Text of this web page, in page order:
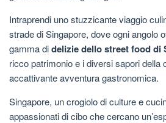
Intraprendi uno stuzzicante viaggio
strade di Singapore, dove ogni angolo
gamma didelizie dello street food di
ricco patrimonio e i diversi sapori della
accattivante avventura gastronomica.
Singapore, un crogiolo di culture e
appassionati di cibo che cercano